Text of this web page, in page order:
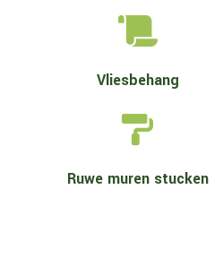

Vliesbehang

Ruwe muren stucken